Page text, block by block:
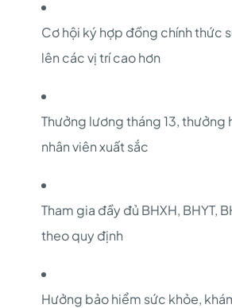
Cơ hội ký hợp đồng chính thức
lên các vị trí cao hơn
Thưởng lương tháng 13, thưởng
nhân viên xuất sắc
Tham gia đầy đủ BHXH, BHYT,
theo quy định
Hưởng bảo hiểm sức khỏe,